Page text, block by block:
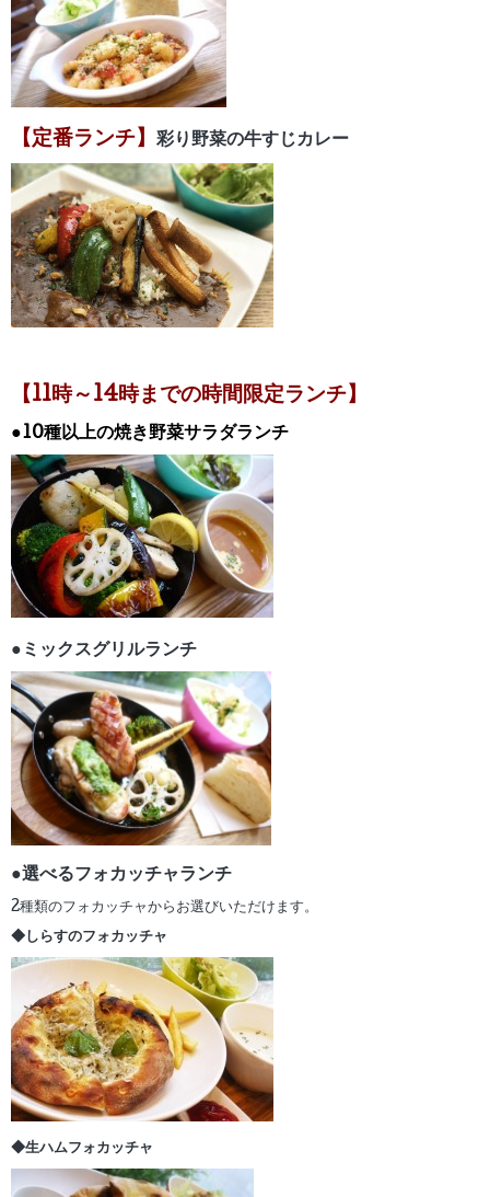
【定番ランチ】 彩り野菜の牛すじカレー
【11時～14時までの時間限定ランチ】
●10種以上の焼き野菜サラダランチ
●ミックスグリルランチ
●選べるフォカッチャランチ
2種類のフォカッチャからお選びいただけます。
◆しらすのフォカッチャ
◆生ハムフォカッチャ